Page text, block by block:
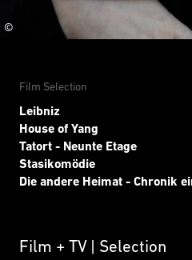
©
Film Selection
Leibniz
House of Yang
Tatort - Neunte Etage
Stasikomödie
Die andere Heimat - Chronik
Film + TV Selection